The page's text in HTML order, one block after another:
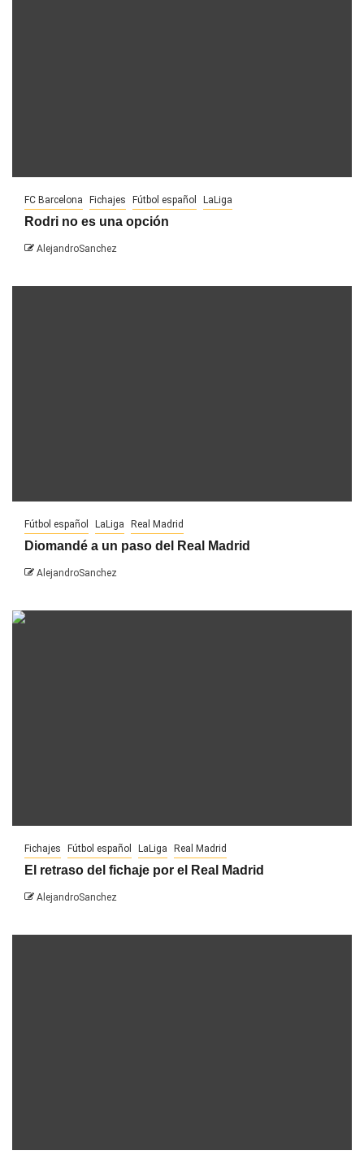
FC Barcelona Fichajes Fútbol español LaLiga
Rodri no es una opción
AlejandroSanchez
Fútbol español LaLiga Real Madrid
Diomandé a un paso del Real Madrid
AlejandroSanchez
Fichajes Fútbol español LaLiga Real Madrid
El retraso del fichaje por el Real Madrid
AlejandroSanchez